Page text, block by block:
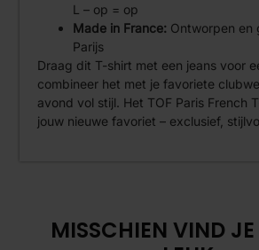
L – op = op
Made in France: Ontworpen en
Parijs
Draag dit T-shirt met een jeans voor
combineer het met je favoriete
avond vol stijl. Het TOF Paris French
jouw nieuwe favoriet – exclusief,
MISSCHIEN VIND